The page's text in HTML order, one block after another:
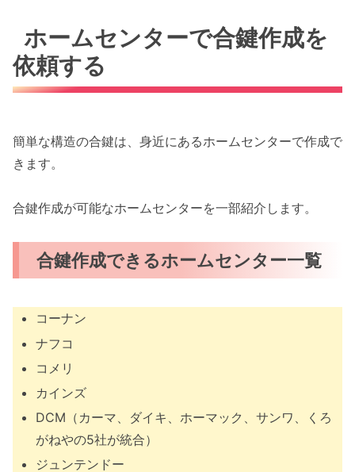
ホームセンターで合鍵作成を
依頼する
簡単な構造の合鍵は、身近にあるホームセンターで作成で
きます。
合鍵作成が可能なホームセンターを一部紹介します。
合鍵作成できるホームセンター一覧
コーナン
ナフコ
コメリ
カインズ
DCM（カーマ、ダイキ、ホーマック、サンワ、くろ
がねやの5社が統合）
ジュンテンドー